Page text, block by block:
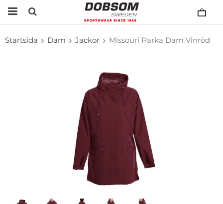
Startsida Dam Jackor Missouri Parka Dam Vinröd